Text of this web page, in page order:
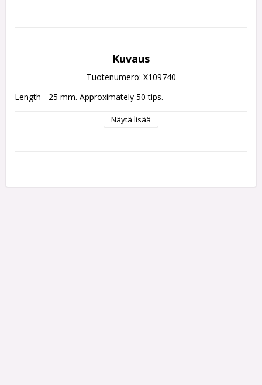
Kuvaus
Tuotenumero: X109740
Length - 25 mm. Approximately 50 tips.
Näytä lisää